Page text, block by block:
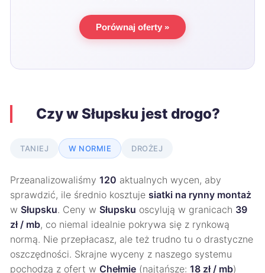
Porównaj oferty »
Czy w Słupsku jest drogo?
TANIEJ W NORMIE DROŻEJ
Przeanalizowaliśmy 120 aktualnych wycen, aby
sprawdzić, ile średnio kosztuje siatki na rynny montaż
w Słupsku. Ceny w Słupsku oscylują w granicach 39
zł / mb, co niemal idealnie pokrywa się z rynkową
normą. Nie przepłacasz, ale też trudno tu o drastyczne
oszczędności. Skrajne wyceny z naszego systemu
pochodzą z ofert w Chełmie (najtańsze: 18 zł / mb)